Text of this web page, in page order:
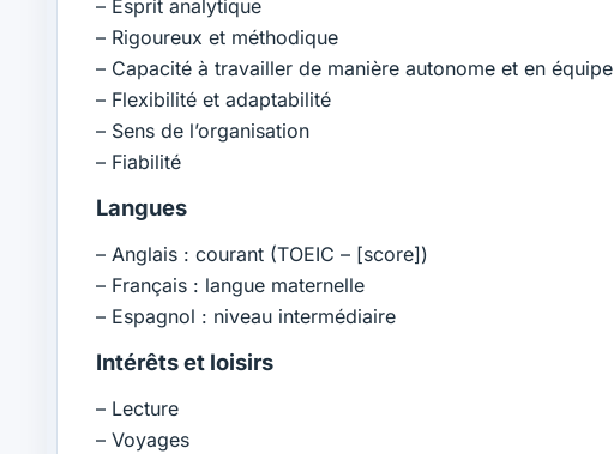
– Esprit analytique
– Rigoureux et méthodique
– Capacité à travailler de manière autonome et en équipe
– Flexibilité et adaptabilité
– Sens de l’organisation
– Fiabilité
Langues
– Anglais : courant (TOEIC – [score])
– Français : langue maternelle
– Espagnol : niveau intermédiaire
Intérêts et loisirs
– Lecture
– Voyages